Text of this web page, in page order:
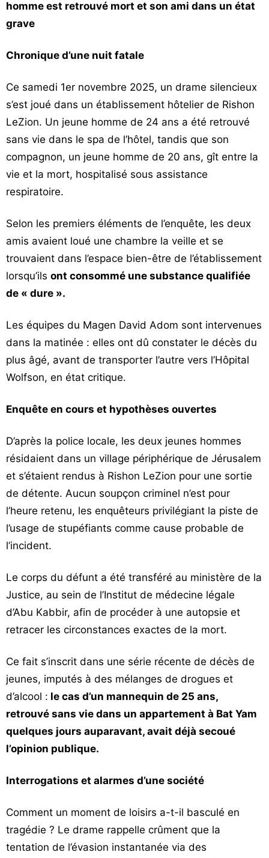
Vos
chroniques
Les
adresses
homme est retrouvé mort et son ami dans un état
grave
Chronique d’une nuit fatale
Ce samedi 1er novembre 2025, un drame silencieux
s’est joué dans un établissement hôtelier de Rishon
LeZion. Un jeune homme de 24 ans a été retrouvé
sans vie dans le spa de l’hôtel, tandis que son
compagnon, un jeune homme de 20 ans, gît entre la
vie et la mort, hospitalisé sous assistance
respiratoire.
Selon les premiers éléments de l’enquête, les deux
amis avaient loué une chambre la veille et se
trouvaient dans l’espace bien-être de l’établissement
lorsqu’ils ont consommé une substance qualifiée
de « dure ».
Les équipes du Magen David Adom sont intervenues
dans la matinée : elles ont dû constater le décès du
plus âgé, avant de transporter l’autre vers l’Hôpital
Wolfson, en état critique.
Enquête en cours et hypothèses ouvertes
D’après la police locale, les deux jeunes hommes
résidaient dans un village périphérique de Jérusalem
et s’étaient rendus à Rishon LeZion pour une sortie
de détente. Aucun soupçon criminel n’est pour
l’heure retenu, les enquêteurs privilégiant la piste de
l’usage de stupéfiants comme cause probable de
l’incident.
Le corps du défunt a été transféré au ministère de la
Justice, au sein de l’Institut de médecine légale
d’Abu Kabbir, afin de procéder à une autopsie et
retracer les circonstances exactes de la mort.
Ce fait s’inscrit dans une série récente de décès de
jeunes, imputés à des mélanges de drogues et
d’alcool : le cas d’un mannequin de 25 ans,
retrouvé sans vie dans un appartement à Bat Yam
quelques jours auparavant, avait déjà secoué
l’opinion publique.
Interrogations et alarmes d’une société
Comment un moment de loisirs a-t-il basculé en
tragédie ? Le drame rappelle crûment que la
tentation de l’évasion instantanée via des